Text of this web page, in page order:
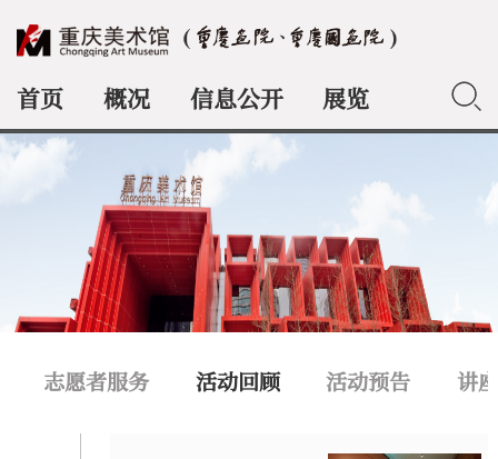
首页 概况 信息公开 展览 典藏
志愿者服务 活动回顾 活动预告 讲